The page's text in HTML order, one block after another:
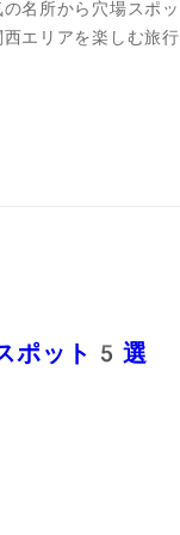
名所から穴場スポッ
エリアを楽しむ旅行
ポット5選